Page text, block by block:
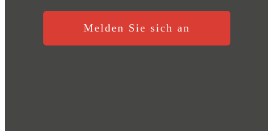
Melden Sie sich an